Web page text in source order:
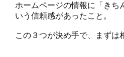
ホームページの情報に「きち
いう信頼感があったこと。
この３つが決め手で、まずは